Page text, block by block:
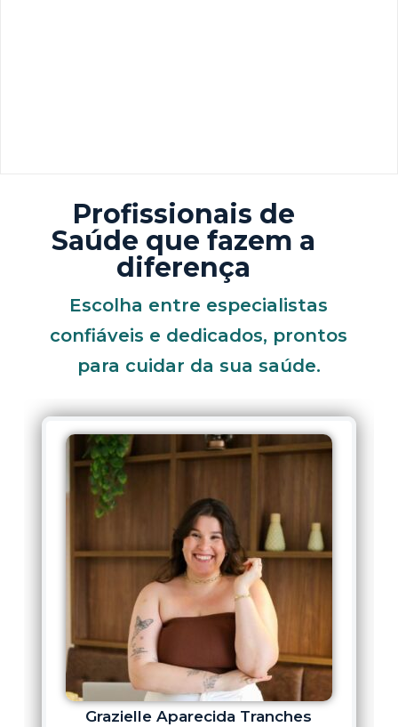
Profissionais de
Saúde que fazem a
diferença
Escolha entre especialistas
confiáveis e dedicados, prontos
para cuidar da sua saúde.
Grazielle Aparecida Tranches